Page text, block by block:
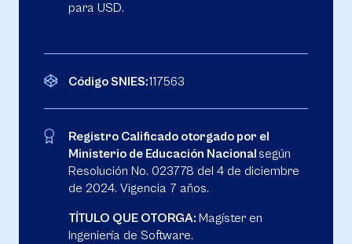
para USD.
Código SNIES:117563
Registro Calificado otorgado por el
Ministerio de Educación Nacionalsegún
Resolución No. 023778 del 4 de diciembre
de 2024. Vigencia 7 años.
TÍTULO QUE OTORGA: Magíster en
Ingeniería de Software.